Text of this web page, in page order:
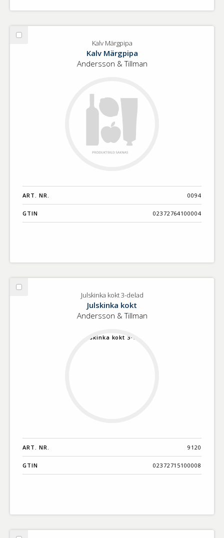
Välj
Kalv Märgpipa
Kalv Märgpipa
Andersson & Tillman
ART. NR. 0094
GTIN 02372764100004
Välj
Julskinka kokt 3-delad
Julskinka kokt
Andersson & Tillman
ART. NR. 9120
GTIN 02372715100008